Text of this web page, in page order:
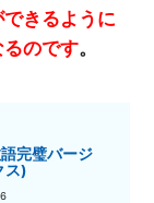
きるように
のです。
完璧バージ
ス)